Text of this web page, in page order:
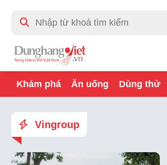
Khám phá Ăn uống Dùng thử
Vingroup